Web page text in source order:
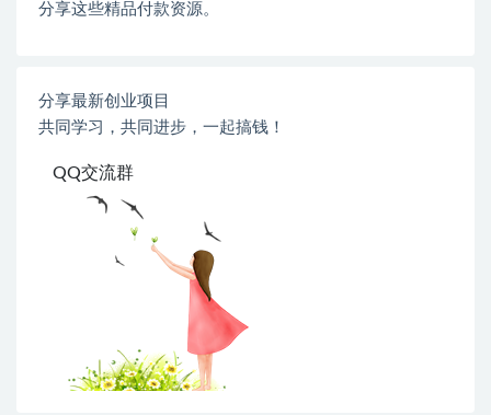
分享这些精品付款资源。
分享最新创业项目
共同学习，共同进步，一起搞钱！
QQ交流群